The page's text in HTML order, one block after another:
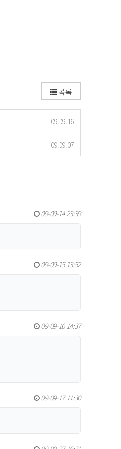
목록
09.09.16
09.09.07
09-09-14 23:39
09-09-15 13:52
09-09-16 14:37
09-09-17 11:30